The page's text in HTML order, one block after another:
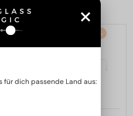
-25%
für dich passende Land aus: